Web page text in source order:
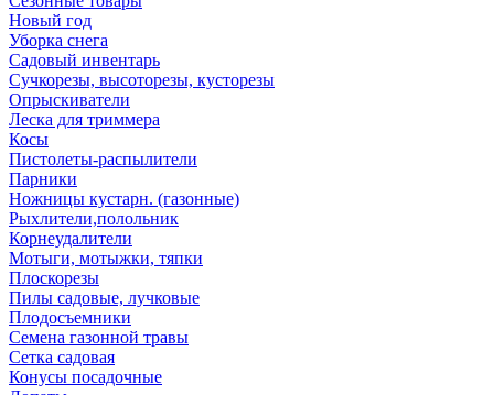
Новый год
Уборка снега
Садовый инвентарь
Сучкорезы, высоторезы, кусторезы
Опрыскиватели
Леска для триммера
Косы
Пистолеты-распылители
Парники
Ножницы кустарн. (газонные)
Рыхлители,полольник
Корнеудалители
Мотыги, мотыжки, тяпки
Плоскорезы
Пилы садовые, лучковые
Плодосъемники
Семена газонной травы
Сетка садовая
Конусы посадочные